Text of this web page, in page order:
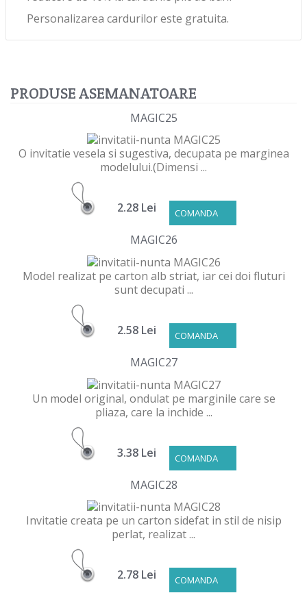
Personalizarea cardurilor este gratuita.
PRODUSE ASEMANATOARE
MAGIC25
O invitatie vesela si sugestiva, decupata pe marginea
modelului.(Dimensi ...
COMANDA
2.28 Lei
MAGIC26
Model realizat pe carton alb striat, iar cei doi fluturi
sunt decupati ...
COMANDA
2.58 Lei
MAGIC27
Un model original, ondulat pe marginile care se
pliaza, care la inchide ...
COMANDA
3.38 Lei
MAGIC28
Invitatie creata pe un carton sidefat in stil de nisip
perlat, realizat ...
COMANDA
2.78 Lei